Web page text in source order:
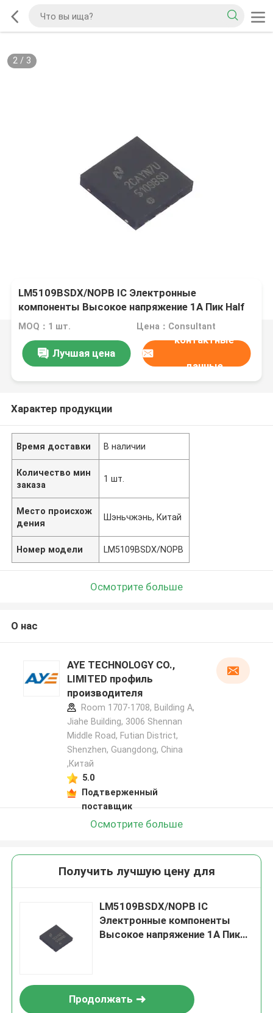
2/ 3
LM5109BSDX/NOPB IC Электронные
компоненты Высокое напряжение 1A Пик Half
Bridge Gate Driver
MOQ：1 шт. Цена：Consultant
Лучшая цена
контактные
данные
Характер продукции
Время доставки В наличии
Количество мин
заказа
1 шт.
Место происхож
дения
Шэньчжэнь, Китай
Номер модели LM5109BSDX/NOPB
Осмотрите больше
О нас
AYE TECHNOLOGY CO.,
LIMITED профиль
производителя
Room 1707-1708, Building A,
Jiahe Building, 3006 Shennan
Middle Road, Futian District,
Shenzhen, Guangdong, China
,Китай
5.0
Подтверженный
поставщик
Осмотрите больше
Получить лучшую цену для
LM5109BSDX/NOPB IC
Электронные компоненты
Высокое напряжение 1A Пик
Продолжать